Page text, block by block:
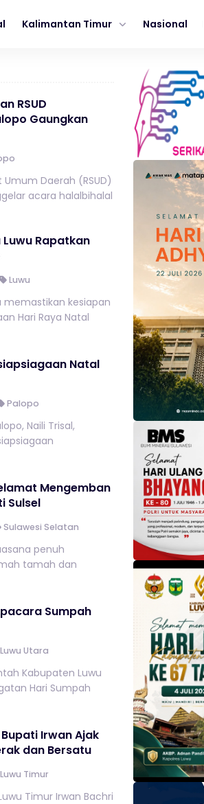
Kalimantan Timur Nasional
RSUD
Gaungkan
Umum Daerah (RSUD)
acara halalbihalal
Rapatkan
Luwu
memastikan kesiapan
Hari Raya Natal
Natal
Palopo
Naili Trisal,
Mengemban
Sulsel
Sulawesi Selatan
penuh
tamah dan
Sumpah
Luwu Utara
Kabupaten Luwu
Hari Sumpah
Irwan Ajak
dan Bersatu
Luwu Timur
Timur Irwan Bachri